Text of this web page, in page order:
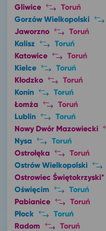
Gliwice
Toruń
Gorzów Wielkopolski
Jaworzno
Toruń
Kalisz
Toruń
Katowice
Toruń
Kielce
Toruń
Kłodzko
Toruń
Konin
Toruń
Łomża
Toruń
Lublin
Toruń
Nowy Dwór Mazowiecki
Nysa
Toruń
Ostrołęka
Toruń
Ostrów Wielkopolski
Ostrowiec Świętokrzyski*
Oświęcim
Toruń
Pabianice
Toruń
Płock
Toruń
Radom
Toruń